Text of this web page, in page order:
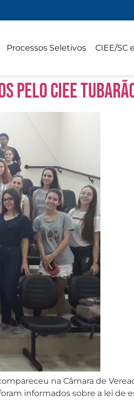
Processos Seletivos CIEE/SC
pelo CIEE
na Câmara de
informados sobre a lei